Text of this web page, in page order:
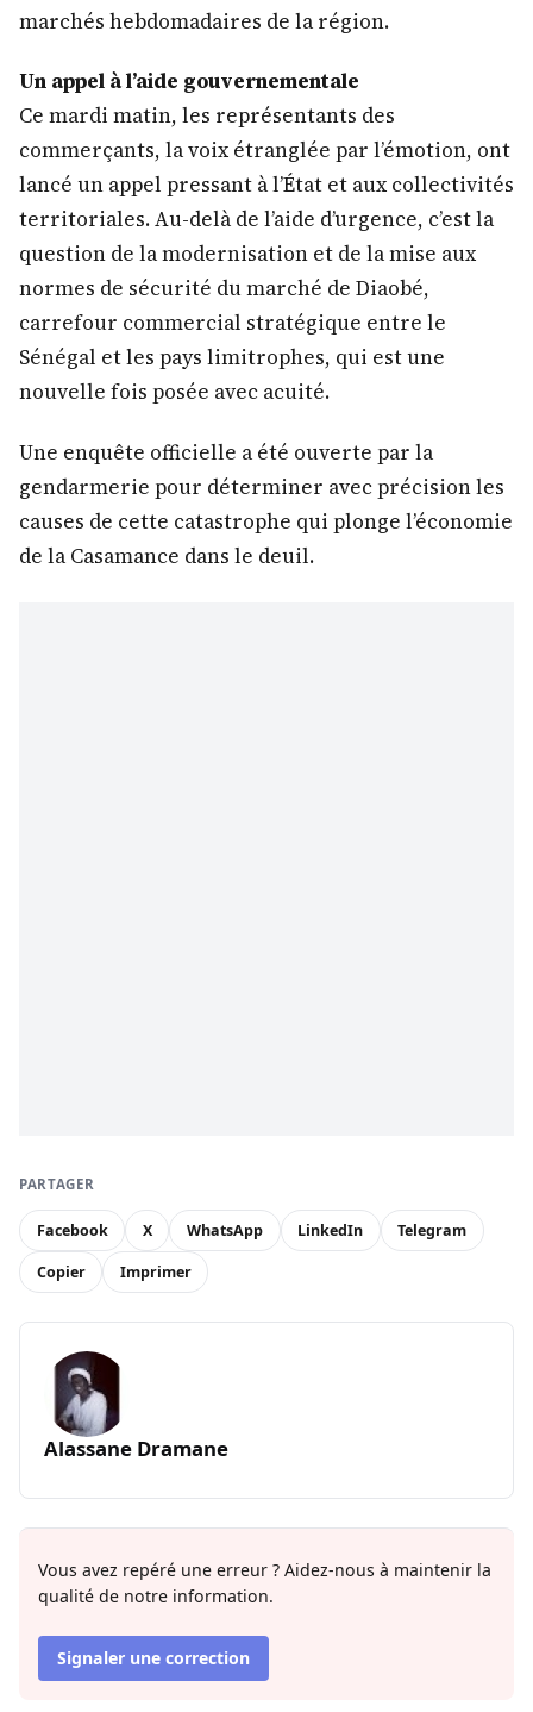
marchés hebdomadaires de la région.
Un appel à l’aide gouvernementale
Ce mardi matin, les représentants des
commerçants, la voix étranglée par l’émotion, ont
lancé un appel pressant à l’État et aux collectivités
territoriales. Au-delà de l’aide d’urgence, c’est la
question de la modernisation et de la mise aux
normes de sécurité du marché de Diaobé,
carrefour commercial stratégique entre le
Sénégal et les pays limitrophes, qui est une
nouvelle fois posée avec acuité.
Une enquête officielle a été ouverte par la
gendarmerie pour déterminer avec précision les
causes de cette catastrophe qui plonge l’économie
de la Casamance dans le deuil.
PARTAGER
Facebook X WhatsApp LinkedIn Telegram
Copier Imprimer
Alassane Dramane
Vous avez repéré une erreur ? Aidez-nous à maintenir la
qualité de notre information.
Signaler une correction